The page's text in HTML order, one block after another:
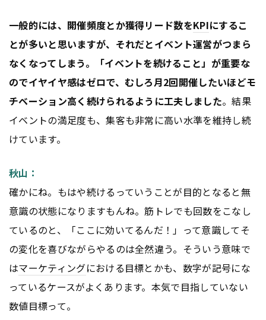
一般的には、開催頻度とか獲得リード数をKPIにするこ
とが多いと思いますが、それだとイベント運営がつまら
なくなってしまう。「イベントを続けること」が重要な
のでイヤイヤ感はゼロで、むしろ月2回開催したいほどモ
チベーション高く続けられるように工夫しました。結果
イベントの満足度も、集客も非常に高い水準を維持し続
けています。
秋山：
確かにね。もはや続けるっていうことが目的となると無
意識の状態になりますもんね。筋トレでも回数をこなし
ているのと、「ここに効いてるんだ！」って意識してそ
の変化を喜びながらやるのは全然違う。そういう意味で
はマーケティングにおける目標とかも、数字が記号にな
っているケースがよくあります。本気で目指していない
数値目標って。